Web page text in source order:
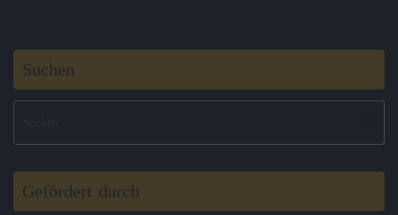
Suchen
Gefördert durch